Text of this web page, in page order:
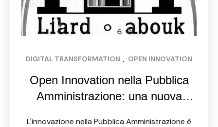
DIGITAL TRANSFORMATION , OPEN INNOVATION
Open Innovation nella Pubblica
Amministrazione: una nuova
L'innovazione nella Pubblica Amministrazione è